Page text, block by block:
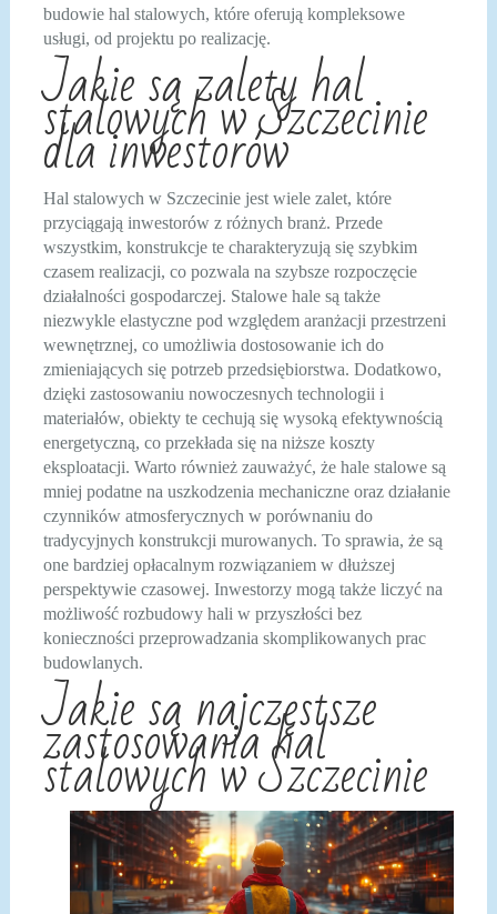
budowie hal stalowych, które oferują kompleksowe
usługi, od projektu po realizację.
Jakie są zalety hal
stalowych w Szczecinie
dla inwestorów
Hal stalowych w Szczecinie jest wiele zalet, które
przyciągają inwestorów z różnych branż. Przede
wszystkim, konstrukcje te charakteryzują się szybkim
czasem realizacji, co pozwala na szybsze rozpoczęcie
działalności gospodarczej. Stalowe hale są także
niezwykle elastyczne pod względem aranżacji przestrzeni
wewnętrznej, co umożliwia dostosowanie ich do
zmieniających się potrzeb przedsiębiorstwa. Dodatkowo,
dzięki zastosowaniu nowoczesnych technologii i
materiałów, obiekty te cechują się wysoką efektywnością
energetyczną, co przekłada się na niższe koszty
eksploatacji. Warto również zauważyć, że hale stalowe są
mniej podatne na uszkodzenia mechaniczne oraz działanie
czynników atmosferycznych w porównaniu do
tradycyjnych konstrukcji murowanych. To sprawia, że są
one bardziej opłacalnym rozwiązaniem w dłuższej
perspektywie czasowej. Inwestorzy mogą także liczyć na
możliwość rozbudowy hali w przyszłości bez
konieczności przeprowadzania skomplikowanych prac
budowlanych.
Jakie są najczęstsze
zastosowania hal
stalowych w Szczecinie